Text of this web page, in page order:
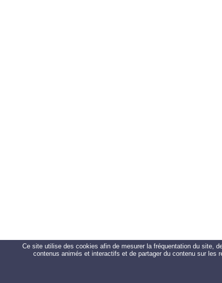
Ce site utilise des cookies afin de mesurer la fréquentation du site,
contenus animés et interactifs et de partager du contenu sur les